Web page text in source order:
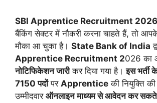
SBI Apprentice Recruitment 2026
बैंकिंग सेक्टर में नौकरी करना चाहते हैं, तो
मौका आ चुका है। State Bank of India
Apprentice Recruitment 2026 का
नोटिफिकेशन जारीकर दिया गया है।इस
7150 पदोंपर Apprentice की नियुक्ति
उम्मीदवार ऑनलाइन माध्यम से आवेदन कर